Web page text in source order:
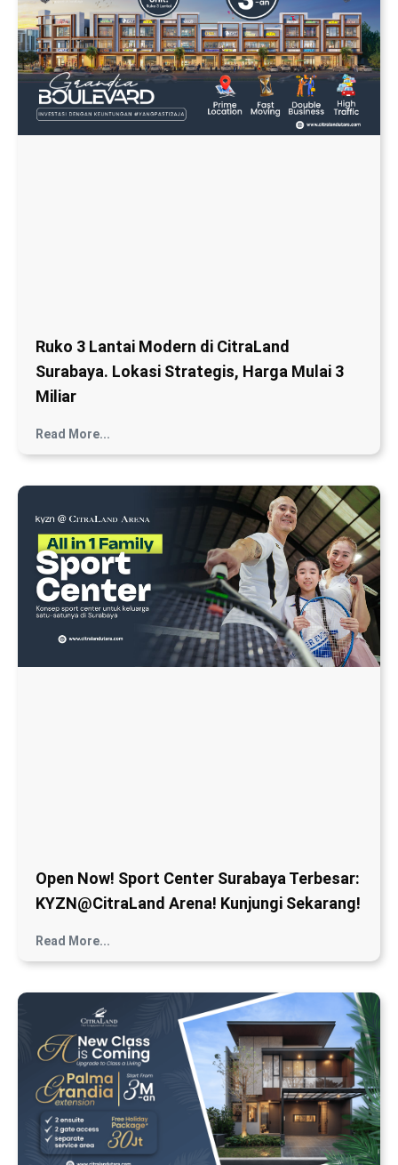
Ruko 3 Lantai Modern di CitraLand
Surabaya. Lokasi Strategis, Harga Mulai 3
Miliar
Read More...
Open Now! Sport Center Surabaya Terbesar:
KYZN@CitraLand Arena! Kunjungi Sekarang!
Read More...